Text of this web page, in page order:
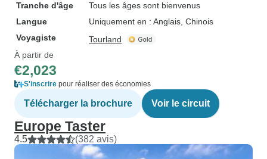
Tranche d'âge
Tous les âges sont bienvenus
Langue
Uniquement en : Anglais, Chinois
Voyagiste
Tourland
À partir de
€2,023
S'inscrire pour réaliser des économies
Télécharger la brochure Voir le circuit
Europe Taster
4.5 (382 avis)